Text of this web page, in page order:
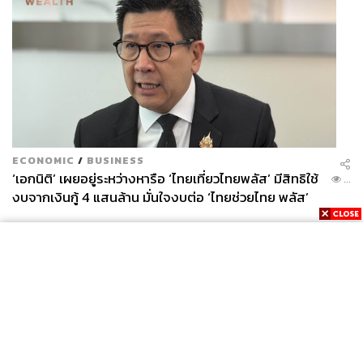
ECONOMIC / BUSINESS
‘เอกนิติ’ เผยอยู่ระหว่างหารือ ‘ไทยเที่ยวไทยพลัส’ มีสิทธิใช้
งบจากเงินกู้ 4 แสนล้าน มั่นใจงบต่อ ‘ไทยช่วยไทย พลัส’
เฟส 2 มีเพียงพอ
...